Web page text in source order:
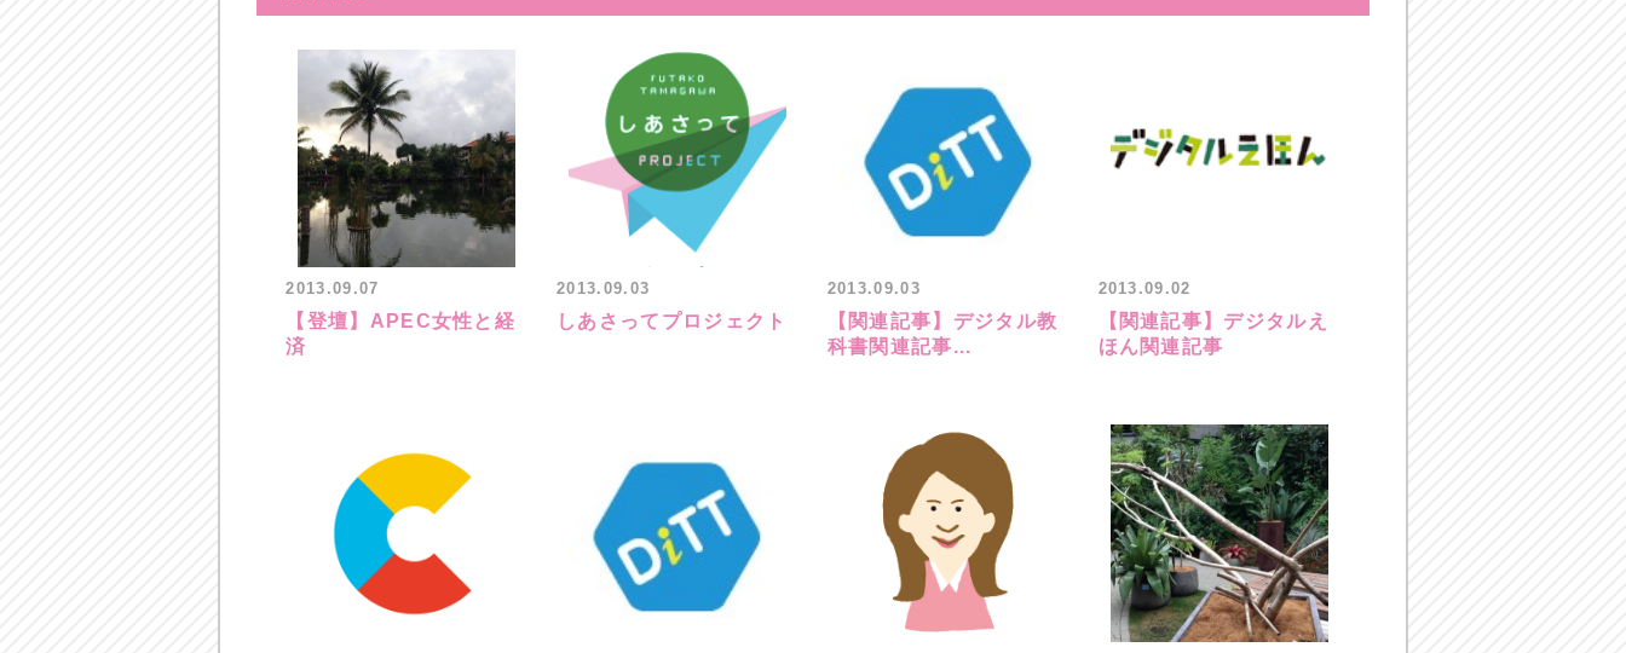
2013.09.07
【登壇】APEC女性と経
済
2013.09.03
しあさってプロジェクト
2013.09.03
【関連記事】デジタル教
科書関連記事...
2013.09.02
【関連記事】デジタルえ
ほん関連記事